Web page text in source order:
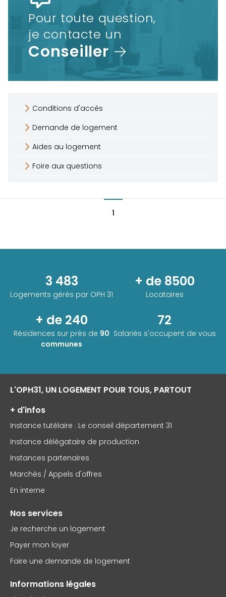
Pour toute question,
je contacte un
Conseiller
Conditions d'accès
Demande de logement
Aides au logement
Foire aux questions
1
3 483
Logements gérés par OPH 31
+ de 8500
Locataires
+ de 240
Résidences sur près de 90
communes
72
Salariés s'occupent de vous
L'OPH31, UN LOGEMENT POUR TOUS, PARTOUT
+ d'infos
Instance tutélaire : Le conseil département 31
Instance délégataire de production
Instances partenaires
Marchés / Appels d'offres
En interne
Nos services
Je recherche un logement
Payer mon loyer
Faire une demande de logement
Informations légales